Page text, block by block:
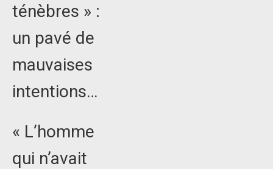
ténèbres » :
un pavé de
mauvaises
intentions…
« L’homme
qui n’avait